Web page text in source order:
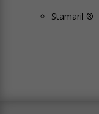
Stamaril ®